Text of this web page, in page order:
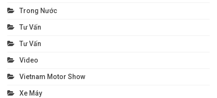
Trong Nước
Tư Vấn
Tư Vấn
Video
Vietnam Motor Show
Xe Máy